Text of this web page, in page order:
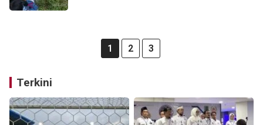
1 2 3
Terkini